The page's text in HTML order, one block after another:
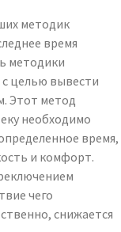
методик
время
методики
целью вывести
Этот метод
необходимо
время,
и комфорт.
чего
снижается